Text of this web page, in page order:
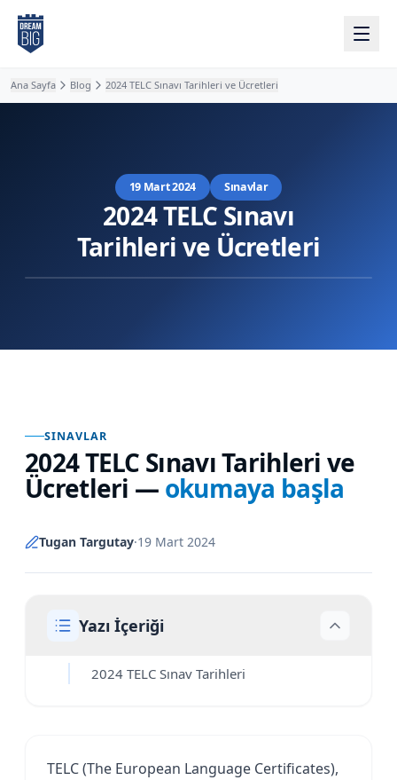
Ana içeriğe atla
Ana Sayfa Blog 2024 TELC Sınavı Tarihleri ve Ücretleri
19 Mart 2024 Sınavlar
2024 TELC Sınavı
Tarihleri ve Ücretleri
SINAVLAR
2024 TELC Sınavı Tarihleri ve
Ücretleri — okumaya başla
Tugan Targutay·19 Mart 2024
Yazı İçeriği
2024 TELC Sınav Tarihleri
TELC (The European Language Certificates),